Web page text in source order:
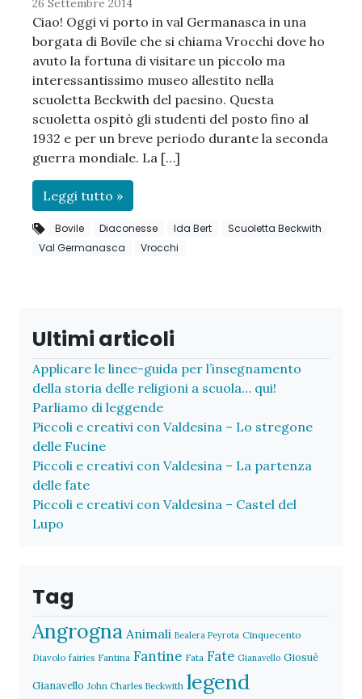
26 Settembre 2014
Ciao! Oggi vi porto in val Germanasca in una
borgata di Bovile che si chiama Vrocchi dove ho
avuto la fortuna di visitare un piccolo ma
interessantissimo museo allestito nella
scuoletta Beckwith del paesino. Questa
scuoletta ospitò gli studenti del posto fino al
1932 e per un breve periodo durante la seconda
guerra mondiale. La […]
Leggi tutto »
Bovile Diaconesse Ida Bert
Scuoletta Beckwith
Val Germanasca
Vrocchi
Ultimi articoli
Applicare le linee-guida per l’insegnamento
della storia delle religioni a scuola… qui!
Parliamo di leggende
Piccoli e creativi con Valdesina – Lo stregone
delle Fucine
Piccoli e creativi con Valdesina – La partenza
delle fate
Piccoli e creativi con Valdesina – Castel del
Lupo
Tag
Angrogna Animali Bealera Peyrota Cinquecento
Diavolo fairies Fantina Fantine Fata Fate Gianavello Giosuè
Gianavello John Charles Beckwith legend